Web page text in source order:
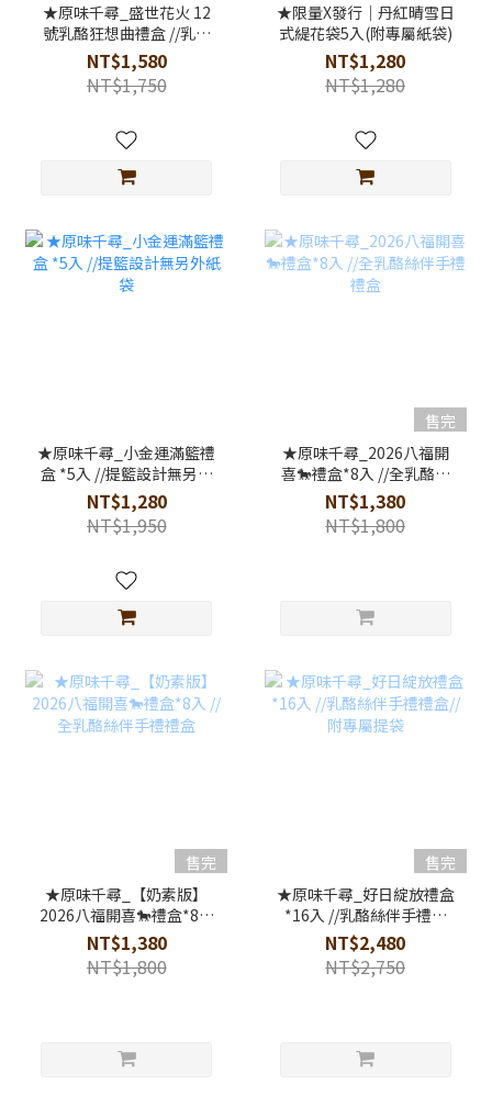
★原味千尋_盛世花火 12
號乳酪狂想曲禮盒 //乳酪
絲伴手禮禮盒//12入（附
專屬提袋）
NT$1,580
NT$1,750
★限量X發行｜丹紅晴雪日
式緹花袋5入(附專屬紙袋)
NT$1,280
NT$1,280
★原味千尋_小金運滿籃禮
盒 *5入 //提籃設計無另外
紙袋
NT$1,280
NT$1,950
售完
★原味千尋_2026八福開
喜🐎禮盒*8入 //全乳酪絲
伴手禮禮盒
NT$1,380
NT$1,800
售完
★原味千尋_【奶素版】
2026八福開喜🐎禮盒*8入
//全乳酪絲伴手禮禮盒
NT$1,380
NT$1,800
售完
★原味千尋_好日綻放禮盒
*16入 //乳酪絲伴手禮禮
盒//附專屬提袋
NT$2,480
NT$2,750